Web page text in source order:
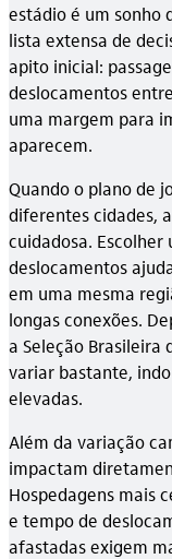
estádio é um sonho
lista extensa de
apito inicial:
deslocamentos
uma margem para
aparecem.
Quando o plano de
diferentes cidades,
cuidadosa.
deslocamentos
em uma mesma
longas conexões.
a Seleção
variar bastante,
elevadas.
Além da variação
impactam
Hospedagens mais
e tempo de
afastadas exigem